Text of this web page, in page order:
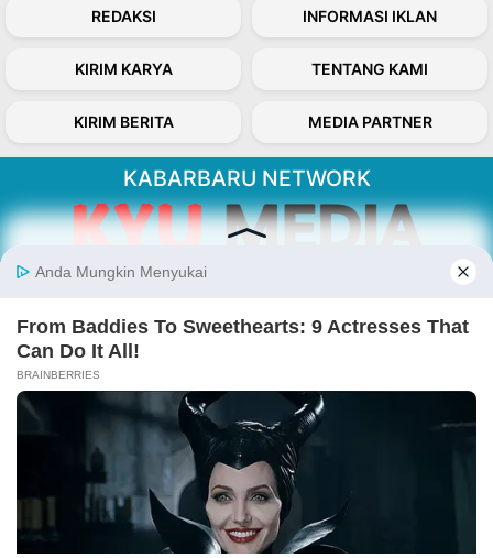
REDAKSI INFORMASI IKLAN
KIRIM KARYA TENTANG KAMI
KIRIM BERITA MEDIA PARTNER
KABARBARU NETWORK
Kabarbaru.co menyajikan berita aktual dan
Follow Kabarbaru